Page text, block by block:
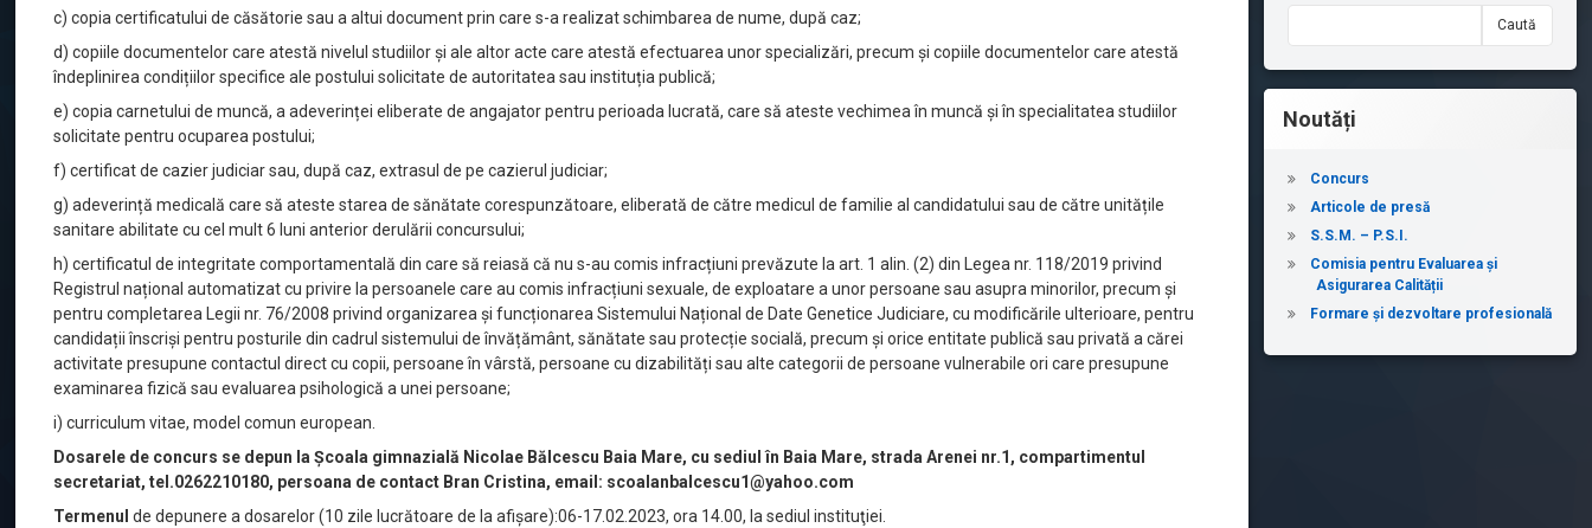
c) copia certificatului de căsătorie sau a altui document prin care s-a realizat schimbarea de nume, după caz;
d) copiile documentelor care atestă nivelul studiilor și ale altor acte care atestă efectuarea unor specializări, precum și copiile documentelor care atestă
îndeplinirea condițiilor specifice ale postului solicitate de autoritatea sau instituția publică;
e) copia carnetului de muncă, a adeverinței eliberate de angajator pentru perioada lucrată, care să ateste vechimea în muncă și în specialitatea studiilor
solicitate pentru ocuparea postului;
f) certificat de cazier judiciar sau, după caz, extrasul de pe cazierul judiciar;
g) adeverință medicală care să ateste starea de sănătate corespunzătoare, eliberată de către medicul de familie al candidatului sau de către unitățile
sanitare abilitate cu cel mult 6 luni anterior derulării concursului;
h) certificatul de integritate comportamentală din care să reiasă că nu s-au comis infracțiuni prevăzute la art. 1 alin. (2) din Legea nr. 118/2019 privind
Registrul național automatizat cu privire la persoanele care au comis infracțiuni sexuale, de exploatare a unor persoane sau asupra minorilor, precum și
pentru completarea Legii nr. 76/2008 privind organizarea și funcționarea Sistemului Național de Date Genetice Judiciare, cu modificările ulterioare, pentru
candidații înscriși pentru posturile din cadrul sistemului de învățământ, sănătate sau protecție socială, precum și orice entitate publică sau privată a cărei
activitate presupune contactul direct cu copii, persoane în vârstă, persoane cu dizabilități sau alte categorii de persoane vulnerabile ori care presupune
examinarea fizică sau evaluarea psihologică a unei persoane;
i) curriculum vitae, model comun european.
Dosarele de concurs se depun la Școala gimnazială Nicolae Bălcescu Baia Mare, cu sediul în Baia Mare, strada Arenei nr.1, compartimentul
secretariat, tel.0262210180, persoana de contact Bran Cristina, email: scoalanbalcescu1@yahoo.com
Termenulde depunere a dosarelor (10 zile lucrătoare de la afişare):06-17.02.2023, ora 14.00, la sediul instituţiei.
Caută
Noutăți
Concurs
Articole de presă
S.S.M. – P.S.I.
Comisia pentru Evaluarea și
Asigurarea Calității
Formare și dezvoltare profesională